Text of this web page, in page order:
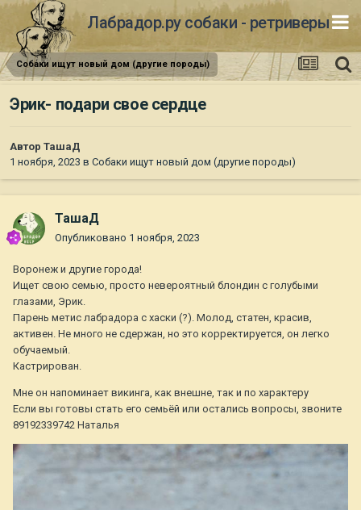
Лабрадор.ру собаки - ретриверы
Собаки ищут новый дом (другие породы)
Эрик- подари свое сердце
Автор ТашаД
1 ноября, 2023 в Собаки ищут новый дом (другие породы)
ТашаД
Опубликовано 1 ноября, 2023
Воронеж и другие города!
Ищет свою семью, просто невероятный блондин с голубыми
глазами, Эрик.
Парень метис лабрадора с хаски (?). Молод, статен, красив,
активен. Не много не сдержан, но это корректируется, он легко
обучаемый.
Кастрирован.
Мне он напоминает викинга, как внешне, так и по характеру
Если вы готовы стать его семьёй или остались вопросы, звоните
89192339742 Наталья